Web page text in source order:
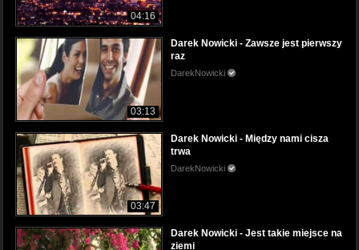
04:16
03:13
Darek Nowicki - Zawsze jest pierwszy
raz
DarekNowicki
03:47
Darek Nowicki - Między nami cisza
trwa
DarekNowicki
Darek Nowicki - Jest takie miejsce na
ziemi